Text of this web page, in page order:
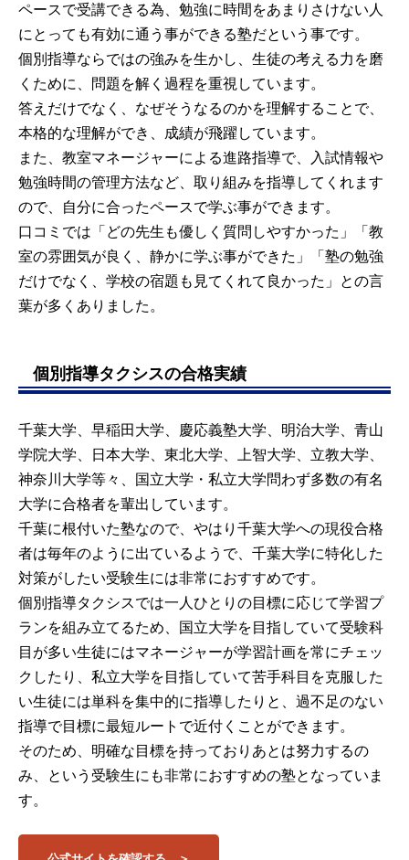
ペースで受講できる為、勉強に時間をあまりさけない人
にとっても有効に通う事ができる塾だという事です。
個別指導ならではの強みを生かし、生徒の考える力を磨
くために、問題を解く過程を重視しています。
答えだけでなく、なぜそうなるのかを理解することで、
本格的な理解ができ、成績が飛躍しています。
また、教室マネージャーによる進路指導で、入試情報や
勉強時間の管理方法など、取り組みを指導してくれます
ので、自分に合ったペースで学ぶ事ができます。
口コミでは「どの先生も優しく質問しやすかった」「教
室の雰囲気が良く、静かに学ぶ事ができた」「塾の勉強
だけでなく、学校の宿題も見てくれて良かった」との言
葉が多くありました。
個別指導タクシスの合格実績
千葉大学、早稲田大学、慶応義塾大学、明治大学、青山
学院大学、日本大学、東北大学、上智大学、立教大学、
神奈川大学等々、国立大学・私立大学問わず多数の有名
大学に合格者を輩出しています。
千葉に根付いた塾なので、やはり千葉大学への現役合格
者は毎年のように出ているようで、千葉大学に特化した
対策がしたい受験生には非常におすすめです。
個別指導タクシスでは一人ひとりの目標に応じて学習プ
ランを組み立てるため、国立大学を目指していて受験科
目が多い生徒にはマネージャーが学習計画を常にチェッ
クしたり、私立大学を目指していて苦手科目を克服した
い生徒には単科を集中的に指導したりと、過不足のない
指導で目標に最短ルートで近付くことができます。
そのため、明確な目標を持っておりあとは努力するの
み、という受験生にも非常におすすめの塾となっていま
す。